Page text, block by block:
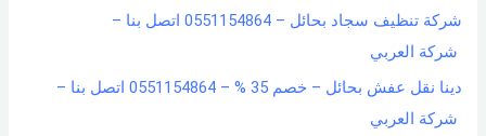
شركة تنظيف سجاد بحائل – 0551154864 اتصل بنا –
شركة العربي
دينا نقل عفش بحائل – خصم 35 % – 0551154864 اتصل بنا –
شركة العربي